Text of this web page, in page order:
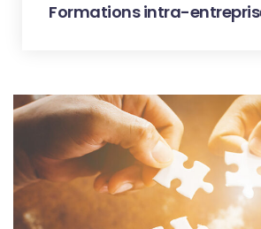
Formations intra-